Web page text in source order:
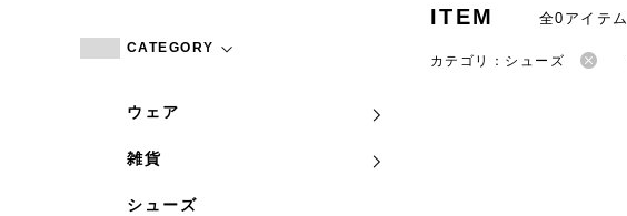
CATEGORY
ウェア
雑貨
シューズ
ITEM 全0アイテム
カテゴリ：シューズ